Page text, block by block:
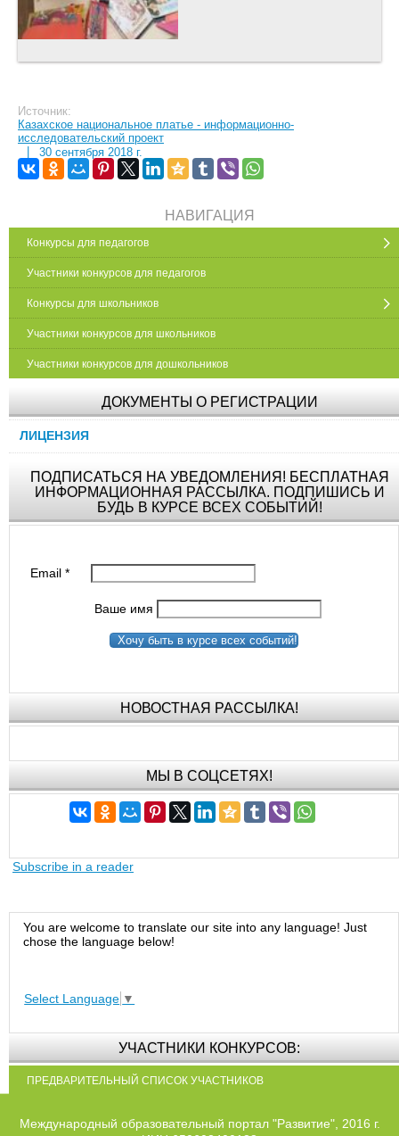
Источник:
Казахское национальное платье - информационно-
исследовательский проект
30 сентября 2018 г.
НАВИГАЦИЯ
Конкурсы для педагогов
Участники конкурсов для педагогов
Конкурсы для школьников
Участники конкурсов для школьников
Участники конкурсов для дошкольников
ДОКУМЕНТЫ О РЕГИСТРАЦИИ
ЛИЦЕНЗИЯ
ПОДПИСАТЬСЯ НА УВЕДОМЛЕНИЯ! БЕСПЛАТНАЯ
ИНФОРМАЦИОННАЯ РАССЫЛКА. ПОДПИШИСЬ И
БУДЬ В КУРСЕ ВСЕХ СОБЫТИЙ!
Email*
Ваше имя
Хочу быть в курсе всех событий!
НОВОСТНАЯ РАССЫЛКА!
МЫ В СОЦСЕТЯХ!
Subscribe in a reader
You are welcome to translate our site into any language! Just
chose the language below!
Select Language ▼
УЧАСТНИКИ КОНКУРСОВ:
ПРЕДВАРИТЕЛЬНЫЙ СПИСОК УЧАСТНИКОВ
Международный образовательный портал "Развитие", 2016 г.